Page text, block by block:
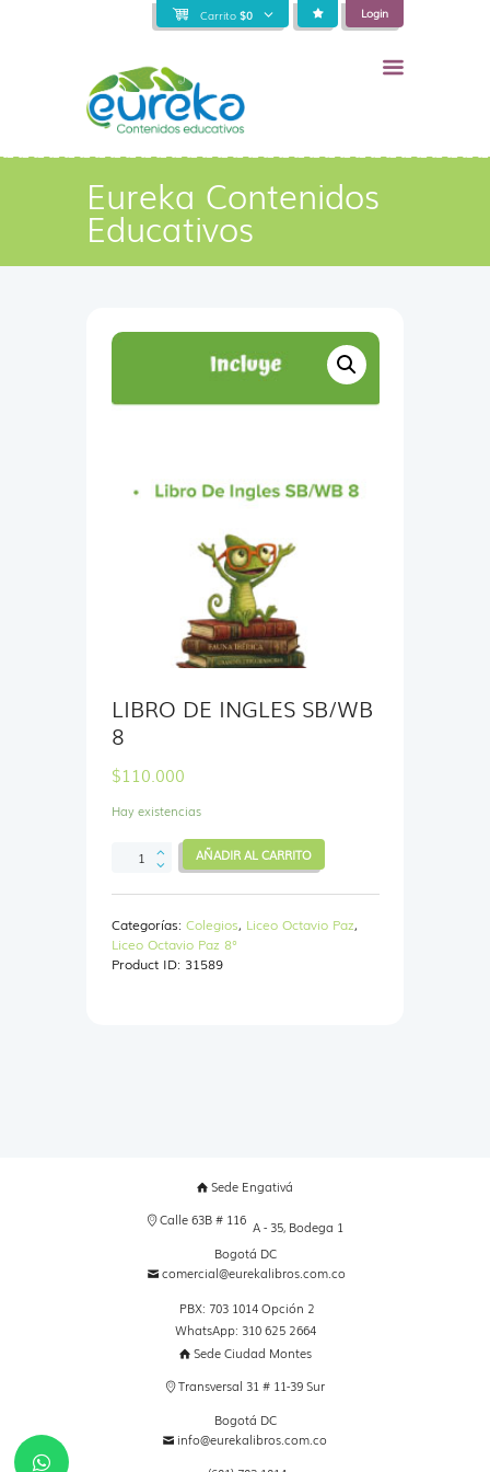
Carrito $0 Login
Eureka Contenidos
Educativos
LIBRO DE INGLES SB/WB
8
$110.000
Hay existencias
LIBRO
INGLES
8
cantidad
AÑADIR AL CARRITO
Categorías: Colegios, Liceo Octavio Paz,
Liceo Octavio Paz 8°
Product ID: 31589
Sede Engativá
Calle 63B # 116 A - 35, Bodega 1
Bogotá DC
comercial@eurekalibros.com.co
PBX: 703 1014 Opción 2
WhatsApp: 310 625 2664
Sede Ciudad Montes
Transversal 31 # 11-39 Sur
Bogotá DC
info@eurekalibros.com.co